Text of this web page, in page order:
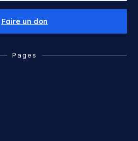
Faire un don
Pages